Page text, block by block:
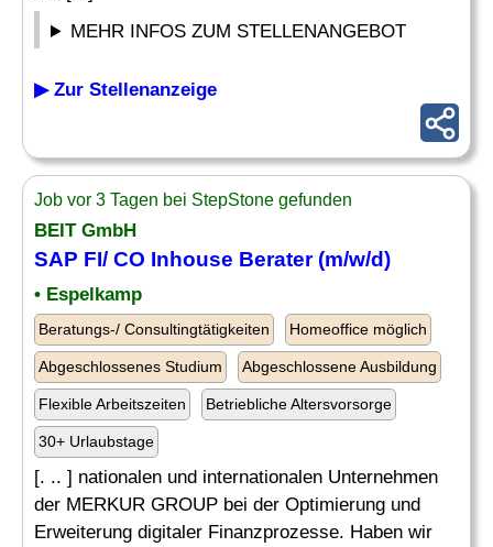
MEHR INFOS ZUM STELLENANGEBOT
▶ Zur Stellenanzeige
Job vor 3 Tagen bei StepStone gefunden
BEIT GmbH
SAP FI/ CO Inhouse Berater(m/w/d)
• Espelkamp
Beratungs-/ Consultingtätigkeiten Homeoffice möglich
Abgeschlossenes Studium Abgeschlossene Ausbildung
Flexible Arbeitszeiten Betriebliche Altersvorsorge
30+ Urlaubstage
[. .. ] nationalen und internationalen Unternehmen
der MERKUR GROUP bei der Optimierung und
Erweiterung digitaler Finanzprozesse. Haben wir